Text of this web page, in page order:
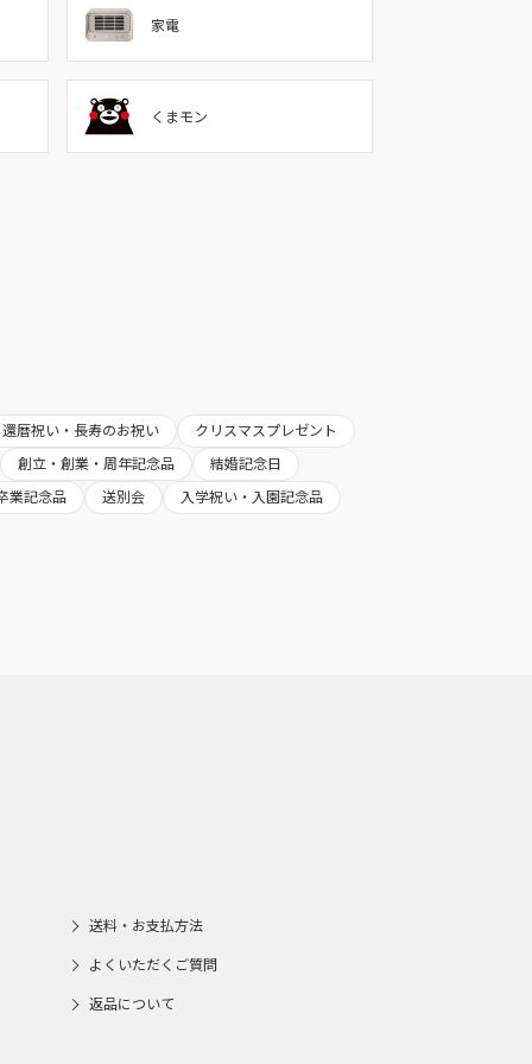
家電
くまモン
還暦祝い・長寿のお祝い
クリスマスプレゼント
創立・創業・周年記念品
結婚記念日
業記念品
送別会 入学祝い・入園記念品
送料・お支払方法
よくいただくご質問
返品について